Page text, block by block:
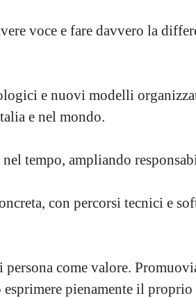
voce e fare davvero la
e nuovi modelli
e nel mondo.
tempo, ampliando
con percorsi tecnici e
come valore.
pienamente il proprio